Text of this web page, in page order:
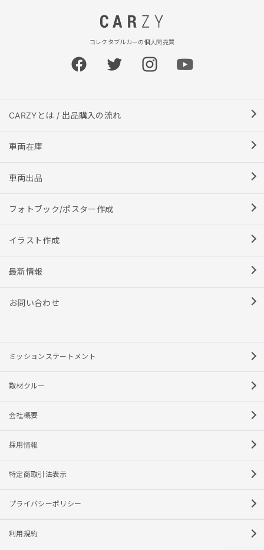
コレクタブルカーの個人間売買
CARZYとは / 出品購入の流れ
車両在庫
車両出品
フォトブック/ポスター作成
イラスト作成
最新情報
お問い合わせ
ミッションステートメント
取材クルー
会社概要
採用情報
特定商取引法表示
プライバシーポリシー
利用規約